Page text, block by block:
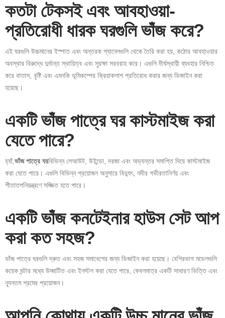
কতটা টেকসই এবং আবহাওয়া-
প্রতিরোধী ধারক ঘরগুলি ভাঁজ করে?
এই ঘরগুলি উচ্চমানের ইস্পাত এবং অন্তরক প্যানেলগুলি থেকে তৈরি করা হয়, কঠোর আবহাওয়ার
অবস্থার বিরুদ্ধে দুর্দান্ত স্থায়িত্ব এবং সুরক্ষা সরবরাহ করে। এগুলি দীর্ঘস্থায়ী ব্যবহার নিশ্চিত
করে বাতাস, বৃষ্টি এবং এমনকি ভূমিকম্পের ক্রিয়াকলাপ প্রতিরোধ করার জন্য ডিজাইন করা
হয়েছে।
একটি ভাঁজ পাত্রে ঘর কাস্টমাইজ করা
যেতে পারে?
হ্যাঁ,ভাঁজ পাত্রে ঘরবিভিন্ন লেআউট, উইন্ডো, দরজা এবং অভ্যন্তর সমাপ্তি দিয়ে কাস্টমাইজ
করা যেতে পারে। এগুলি বিভিন্ন প্রয়োজন অনুসারে বিদ্যুৎ, নদীর গভীরতানির্ণয় এবং
শীতাতপনিয়ন্ত্রণে সজ্জিত হতে পারে।
একটি ভাঁজ কনটেইনার হাউস সেট আপ
করা কত সহজ?
ভাঁজ পাত্রে ঘরগুলি দ্রুত এবং সহজ সমাবেশের জন্য ডিজাইন করা হয়েছে। বেশিরভাগ মডেলগুলি
কয়েক ঘন্টার মধ্যে উদ্ঘাটিত এবং ইনস্টল করা যেতে পারে, কেবলমাত্র একটি সাধারণ ভিত্তি এবং
ন্যূনতম শ্রমের প্রয়োজন।